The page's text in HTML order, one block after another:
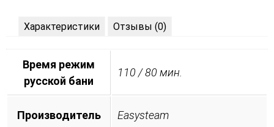
Характеристики Отзывы (0)
Время режим
русской бани
110 / 80 мин.
Производитель Easysteam